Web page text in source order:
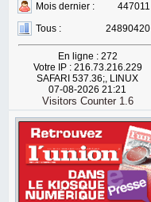
Mois dernier :
447011
Tous :
24890420
En ligne : 272
Votre IP : 216.73.216.229
SAFARI 537.36;, LINUX
07-08-2026 21:21
Visitors Counter 1.6